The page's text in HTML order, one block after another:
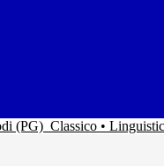
(PG) Classico •